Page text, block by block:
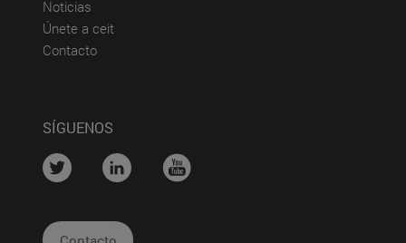
Noticias
Únete a ceit(abre en nueva ventana)
Contacto(abre en nueva ventana)
SÍGUENOS
.... .... ....